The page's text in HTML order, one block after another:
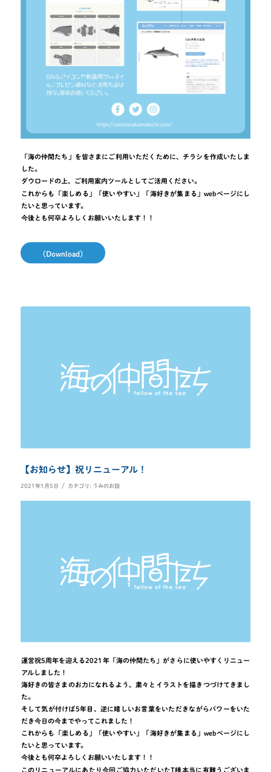
「海の仲間たち」を皆さまにご利用いただくために、チラシを作成いたしま
した。
ダウロードの上、ご利用案内ツールとしてご活用ください。
これからも「楽しめる」「使いやすい」「海好きが集まる」webページにし
たいと思っています。
今後とも何卒よろしくお願いいたします！！
（Download）
【お知らせ】祝リニューアル！
2021年1月5日 / カテゴリ: うみのお話
運営祝5周年を迎える2021年「海の仲間たち」がさらに使いやすくリニュー
アルしました！
海好きの皆さまのお力になれるよう、粛々とイラストを描きつづけてきまし
た。
そして気が付けば5年目、逆に嬉しいお言葉をいただきながらパワーをいた
だき今日の今までやってこれました！
これからも「楽しめる」「使いやすい」「海好きが集まる」webページにし
たいと思っています。
今後とも何卒よろしくお願いいたします！！
このリニューアルにあたり今回ご協力いただいたT様本当に有難うございま